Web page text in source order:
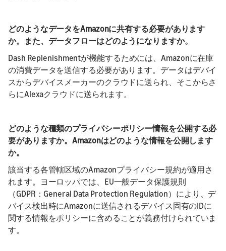
どのようなデータをAmazonに共有する必要があります
か。また、データフローはどのようになりますか。
Dash Replenishmentが機能するためには、Amazonに在庫
の消費データを送信する必要があります。データはデバイ
スからデバイスメーカーのクラウドに送られ、そこからさ
らにAlexaクラウドに送られます。
どのような種類のプライバシーポリシー情報を公開する必
要がありますか。Amazonはどのような情報を公開します
か。
該当する各管轄区域のAmazonプライバシー規約が適用さ
れます。ヨーロッパでは、EU一般データ保護規則
（GDPR：General Data Protection Regulation）により、デ
バイス検出時にAmazonに送信されるデバイス固有のIDに
関する情報をポリシーに含めることが義務付けられていま
す。